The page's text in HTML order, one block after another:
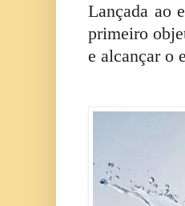
Lançada ao
primeiro
e alcançar o